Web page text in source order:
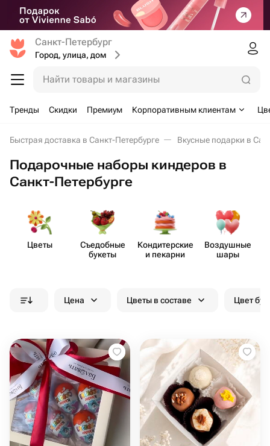
Санкт-Петербург
Город, улица, дом
Найти товары и магазины
Тренды Скидки Премиум Корпоративным клиентам
Быстрая доставка в Санкт-Петербурге Вкусные подарки в
Подарочные наборы киндеров в
Санкт-Петербурге
Цветы
Съедобные
букеты
Кондит​ерские
и пекарни
Воздушные
шары
Цена Цветы в составе Цвет